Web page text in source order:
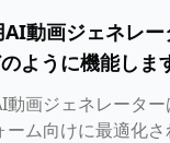
動画ジェネレー
ように機能しま
動画ジェネレータ
ーム向けに最適化